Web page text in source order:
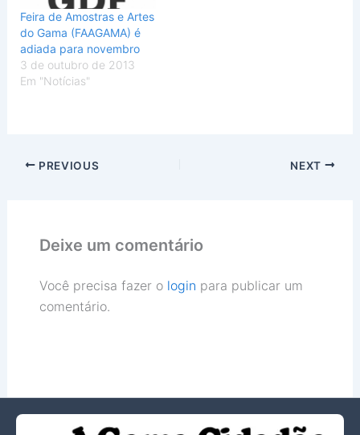
Feira de Amostras e Artes
do Gama (FAAGAMA) é
adiada para novembro
3 de outubro de 2013
Em "Notícias"
PREVIOUS NEXT
Deixe um comentário
Você precisa fazer o login para publicar um
comentário.